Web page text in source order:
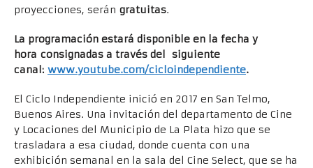
proyecciones, serán gratuitas.
La programación estará disponible en la fecha y
hora consignadas a través del siguiente
canal: www.youtube.com/cicloindependiente.
El Ciclo Independiente inició en 2017 en San Telmo,
Buenos Aires. Una invitación del departamento de Cine
y Locaciones del Municipio de La Plata hizo que se
trasladara a esa ciudad, donde cuenta con una
exhibición semanal en la sala del Cine Select, que se ha